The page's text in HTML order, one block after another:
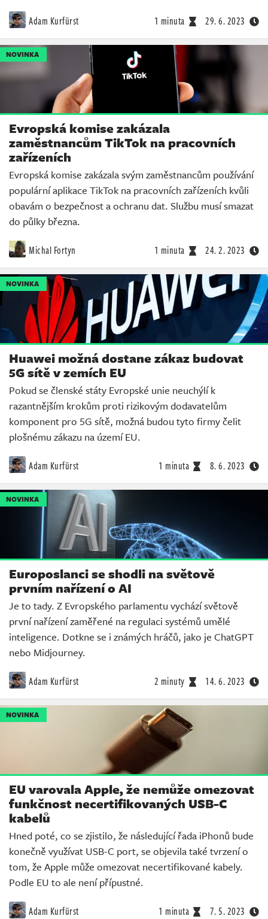
Adam Kurfürst 1 minuta 29. 6. 2023
NOVINKA
Evropská komise zakázala
zaměstnancům TikTok na pracovních
zařízeních
Evropská komise zakázala svým zaměstnancům používání
populární aplikace TikTok na pracovních zařízeních kvůli
obavám o bezpečnost a ochranu dat. Službu musí smazat
do půlky března.
Michal Fortyn 1 minuta 24. 2. 2023
NOVINKA
Huawei možná dostane zákaz budovat
5G sítě v zemích EU
Pokud se členské státy Evropské unie neuchýlí k
razantnějším krokům proti rizikovým dodavatelům
komponent pro 5G sítě, možná budou tyto firmy čelit
plošnému zákazu na území EU.
Adam Kurfürst 1 minuta 8. 6. 2023
NOVINKA
Europoslanci se shodli na světově
prvním nařízení o AI
Je to tady. Z Evropského parlamentu vychází světově
první nařízení zaměřené na regulaci systémů umělé
inteligence. Dotkne se i známých hráčů, jako je ChatGPT
nebo Midjourney.
Adam Kurfürst 2 minuty 14. 6. 2023
NOVINKA
EU varovala Apple, že nemůže omezovat
funkčnost necertifikovaných USB-C
kabelů
Hned poté, co se zjistilo, že následující řada iPhonů bude
konečně využívat USB-C port, se objevila také tvrzení o
tom, že Apple může omezovat necertifikované kabely.
Podle EU to ale není přípustné.
Adam Kurfürst 1 minuta 7. 5. 2023